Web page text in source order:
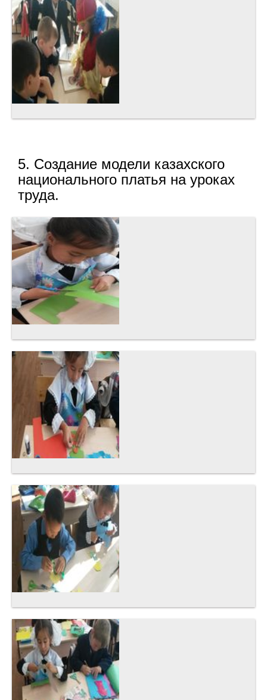
5. Создание модели казахского
национального платья на уроках
труда.